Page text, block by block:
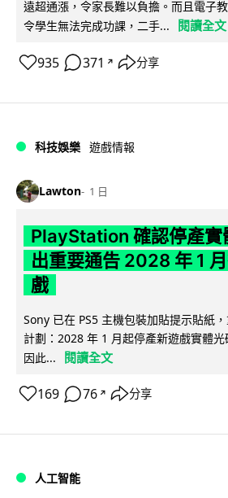
遠超通漲，令家長難以負擔。而且電子
令學生無法完成功課，二手...
閱讀全文
935 371 ↗ 分享
科技娛樂 遊戲情報
Lawton 1 日
PlayStation 確認停產實
出重要通告 2028 年 1
戲
Sony 已在 PS5 主機包裝加貼提示貼紙
計劃：2028 年 1 月起停產新遊戲實體
因此...
閱讀全文
169 76 ↗ 分享
人工智能